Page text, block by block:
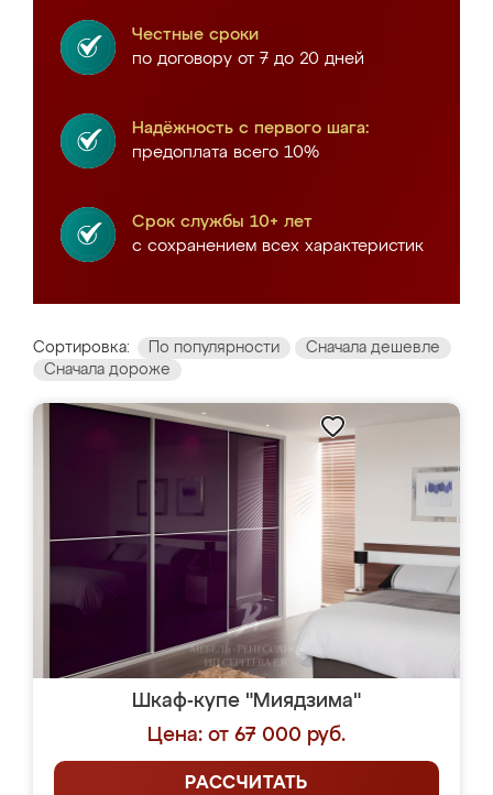
Честные сроки
по договору от 7 до 20 дней
Надёжность с первого шага:
предоплата всего 10%
Срок службы 10+ лет
с сохранением всех характеристик
Сортировка: По популярности
Сначала дешевле
Сначала дороже
Шкаф-купе "Миядзима"
Цена: от 67 000 руб.
РАССЧИТАТЬ